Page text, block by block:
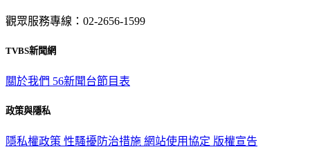
觀眾服務專線：02-2656-1599
TVBS新聞網
關於我們 56新聞台節目表
政策與隱私
隱私權政策 性騷擾防治措施 網站使用協定 版權宣告